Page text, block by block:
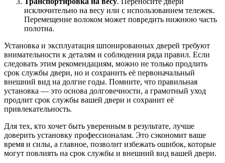
исключительно на весу или с использованием тележек.
Перемещение волоком может повредить нижнюю часть
полотна.
Установка и эксплуатация шпонированных дверей требуют
внимательности к деталям и соблюдения ряда правил. Если
следовать этим рекомендациям, можно не только продлить
срок службы двери, но и сохранить её первоначальный
внешний вид на долгие годы. Помните, что правильная
установка — это основа долговечности, а грамотный уход
продлит срок службы вашей двери и сохранит её
привлекательность.
Для тех, кто хочет быть уверенным в результате, лучше
доверить установку профессионалам. Это сэкономит ваше
время и силы, а главное, позволит избежать ошибок, которые
могут повлиять на срок службы и внешний вид вашей двери.